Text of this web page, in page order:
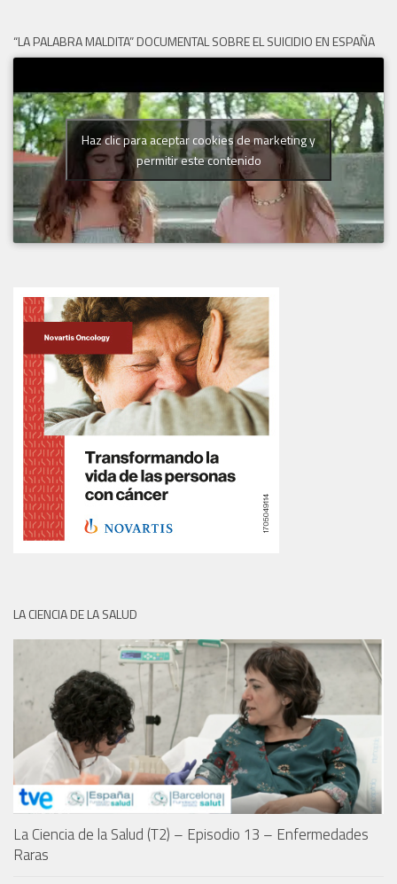
“LA PALABRA MALDITA” DOCUMENTAL SOBRE EL SUICIDIO EN ESPAÑA
Haz clic para aceptar cookies de marketing y
permitir este contenido
LA CIENCIA DE LA SALUD
La Ciencia de la Salud (T2) – Episodio 13 – Enfermedades
Raras